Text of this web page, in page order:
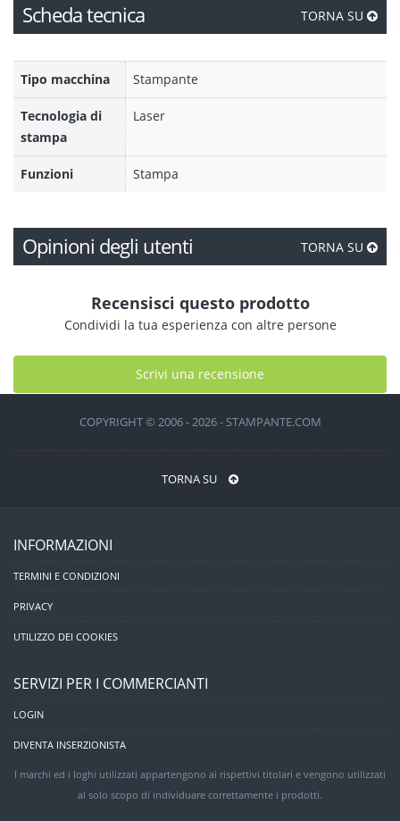
Scheda tecnica TORNA SU
Tipo macchina Stampante
Tecnologia di
stampa
Laser
Funzioni Stampa
Opinioni degli utenti TORNA SU
Recensisci questo prodotto
Condividi la tua esperienza con altre persone
Scrivi una recensione
COPYRIGHT © 2006 - 2026 - STAMPANTE.COM
TORNA SU
INFORMAZIONI
TERMINI E CONDIZIONI
PRIVACY
UTILIZZO DEI COOKIES
SERVIZI PER I COMMERCIANTI
LOGIN
DIVENTA INSERZIONISTA
I marchi ed i loghi utilizzati appartengono ai rispettivi titolari e vengono utilizzati
al solo scopo di individuare correttamente i prodotti.